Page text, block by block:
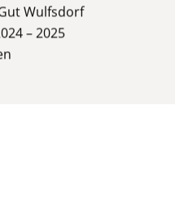
Wulfsdorf
– 2025